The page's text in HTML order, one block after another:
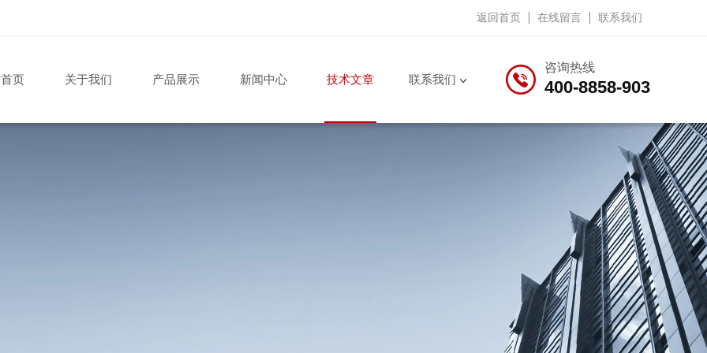
返回首页 在线留言 联系我们
咨询热线
400-8858-903
页 关于我们 产品展示 新闻中心 技术文章 联系我们